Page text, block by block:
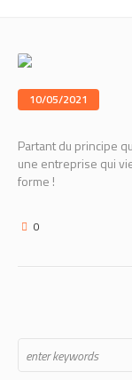
10/05/2021
Partant du principe
une entreprise qui
forme !
0